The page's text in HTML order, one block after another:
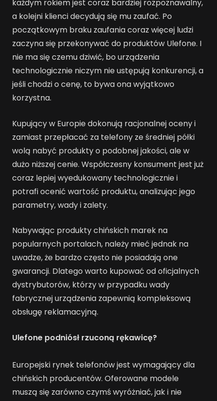
każdym rokiem jest coraz bardziej rozpoznawalny,
a kolejni klienci decydują się mu zaufać. Po
początkowym braku zaufania coraz więcej ludzi
zaczyna się przekonywać do produktów Ulefone. I
nie ma się czemu dziwić, bo urządzenia
technologicznie niczym nie ustępują konkurencji, a
jeśli chodzi o cenę, to bywa ona wyjątkowo
korzystna.
Kupujący w Europie dokonują racjonalnej oceny i
zamiast przepłacać za telefony ze średniej półki
wolą nabyć produkty o podobnej jakości, ale w
dużo niższej cenie. Współczesny konsument jest już
coraz lepiej wyedukowany technologicznie i
potrafi ocenić wartość produktu, analizując jego
parametry, wady i zalety.
Nabywając produkty chińskich marek na
popularnych portalach, należy mieć jednak na
uwadze, że bardzo często nie posiadają one
gwarancji. Dlatego warto kupować od oficjalnych
dystrybutorów, którzy w przypadku wady
fabrycznej urządzenia zapewnią kompleksową
obsługę reklamacyjną.
Ulefone podniósł rzuconą rękawicę?
Europejski rynek telefonów jest wymagający dla
chińskich producentów. Oferowane modele
muszą się zarówno czymś wyróżniać, jak i nie